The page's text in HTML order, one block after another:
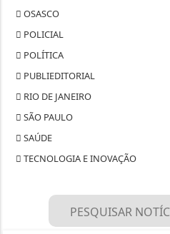
OSASCO
POLICIAL
POLÍTICA
PUBLIEDITORIAL
RIO DE JANEIRO
SÃO PAULO
SAÚDE
TECNOLOGIA E INOVAÇÃO